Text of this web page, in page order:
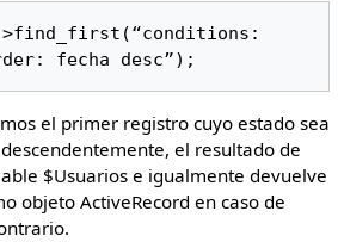
>find_first(“conditions:
fecha desc”);
el primer registro cuyo estado sea
descendentemente, el resultado de
$Usuarios e igualmente devuelve
objeto ActiveRecord en caso de